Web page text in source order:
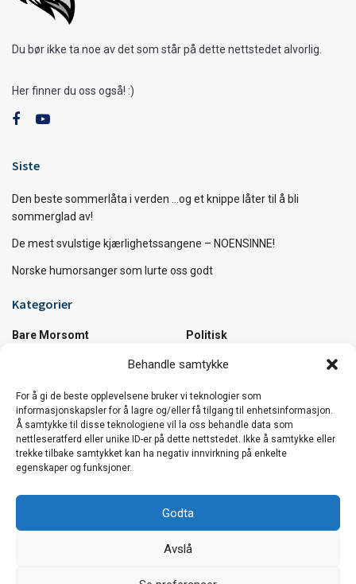
Behandle samtykke
For å gi de beste opplevelsene bruker vi teknologier som
informasjonskapsler for å lagre og/eller få tilgang til enhetsinformasjon.
Å samtykke til disse teknologiene vil la oss behandle data som
nettleseratferd eller unike ID-er på dette nettstedet. Ikke å samtykke eller
trekke tilbake samtykket kan ha negativ innvirkning på enkelte
egenskaper og funksjoner.
Godta
Avslå
Du bør ikke ta noe av det som står på dette nettstedet alvorlig.
Her finner du oss også! :)
Siste
Den beste sommerlåta i verden …og et knippe låter til å bli
sommerglad av!
De mest svulstige kjærlighetssangene – NOENSINNE!
Norske humorsanger som lurte oss godt
Kategorier
Bare Morsomt
Musikk
Politisk
Utrolige Steder
Vi håper du koser deg :)
Den beste sommerlåta i verden …og et knippe
De mest svulstige kjærlighetssangene –